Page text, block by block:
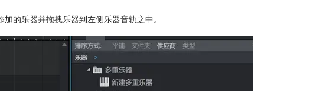
的乐器并拖拽乐器到左侧乐器音轨之中。